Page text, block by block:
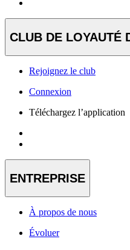
CLUB DE LOYAUTÉ
Rejoignez le club
Connexion
Téléchargez l’application
ENTREPRISE
À propos de nous
Évoluer